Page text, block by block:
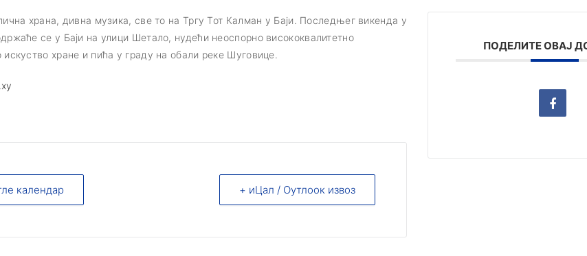
храна, дивна музика, све то на Тргу Тот Калман у Баји. Последњег викенда у
се у Баји на улици Шeтало, нудећи неоспорно висококвалитетно
искуство хране и пића у граду на обали реке Шуговице.
календар + иЦал / Оутлоок извоз
ПОДЕЛИТЕ ОВАЈ